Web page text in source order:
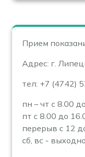
Прием
Адрес: г.
тел: +7 (4742)
пн – чт с 8.00
пт с 8.00 до
перерыв с 12
сб, вс -